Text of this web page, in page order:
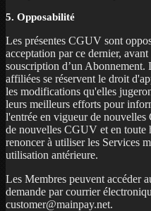
5. Opposabilité
Les présentes CGUV sont
acceptation par ce dernier,
souscription d’un Abonnement.
affiliées se réservent le droit
les modifications qu'elles
leurs meilleurs efforts pour
l'entrée en vigueur de
de nouvelles CGUV et en toute
renoncer à utiliser les Services
utilisation antérieure.
Les Membres peuvent accéder
demande par courrier
customer@mainpay.net.